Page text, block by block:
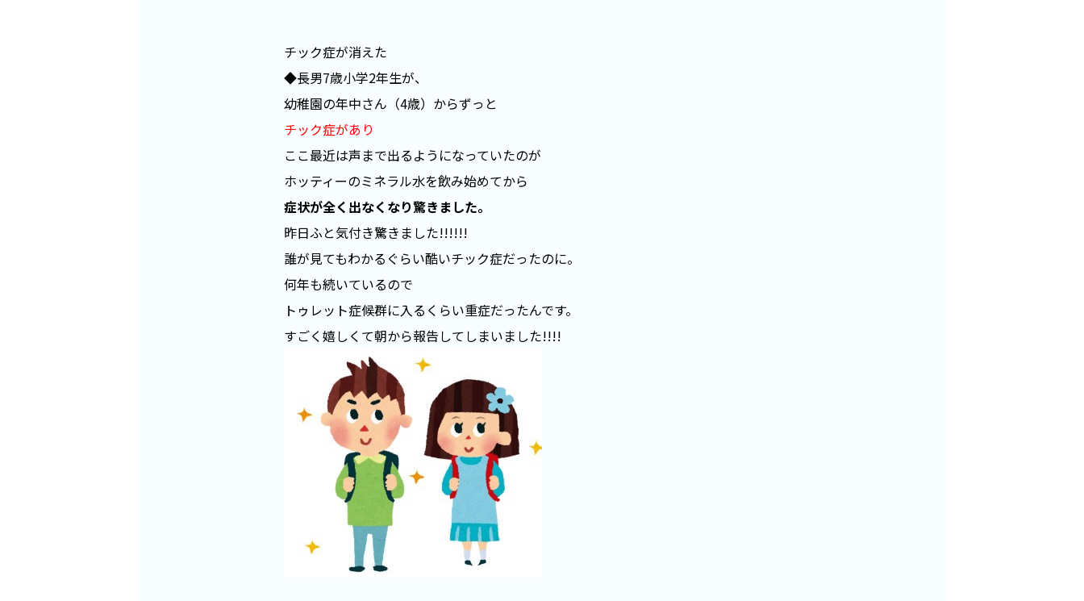
チック症が消えた
◆長男7歳小学2年生が、
幼稚園の年中さん（4歳）からずっと
チック症があり
ここ最近は声まで出るようになっていたのが
ホッティーのミネラル水を飲み始めてから
症状が全く出なくなり驚きました。
昨日ふと気付き驚きました!!!!!!
誰が見てもわかるぐらい酷いチック症だったのに。
何年も続いているので
トゥレット症候群に入るくらい重症だったんです。
すごく嬉しくて朝から報告してしまいました!!!!